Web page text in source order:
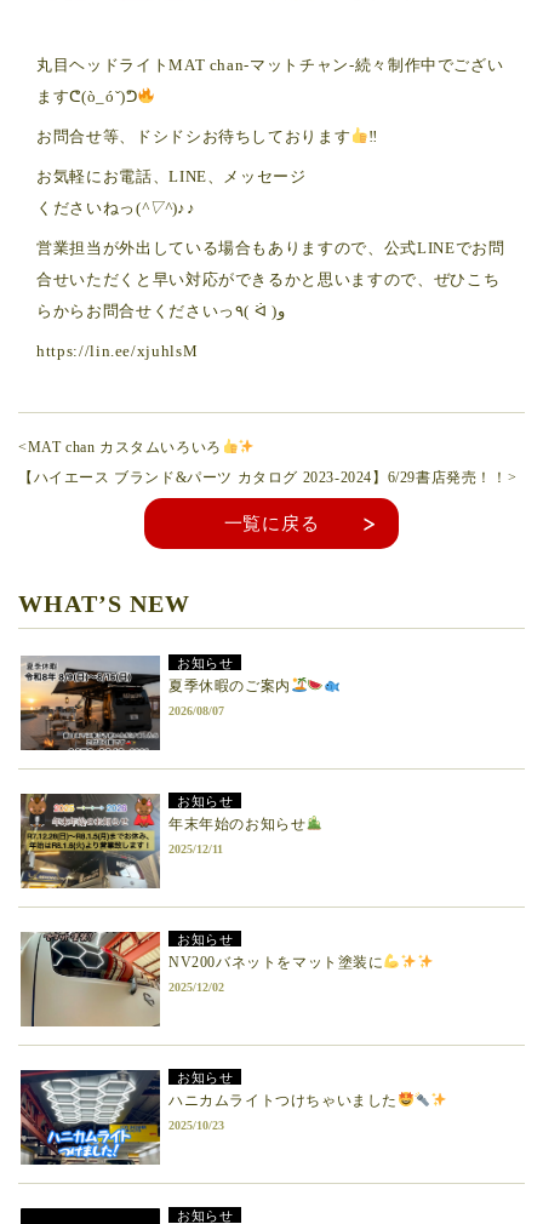
丸目ヘッドライトMAT chan-マットチャン-続々制作中でござい
ますᕦ(ò_óˇ)ᕤ
お問合せ等、ドシドシお待ちしております ‼︎
お気軽にお電話、LINE、メッセージ
くださいねっ(^▽^)♪♪
営業担当が外出している場合もありますので、公式LINEでお問
合せいただくと早い対応ができるかと思いますので、ぜひこち
らからお問合せくださいっ٩( ᐛ )و
https://lin.ee/xjuhlsM
<MAT chan カスタムいろいろ
【ハイエース ブランド&パーツ カタログ 2023-2024】6/29書店発売！！>
一覧に戻る
WHAT’S NEW
お知らせ
夏季休暇のご案内
2026/08/07
お知らせ
年末年始のお知らせ
2025/12/11
お知らせ
NV200バネットをマット塗装に
2025/12/02
お知らせ
ハニカムライトつけちゃいました
2025/10/23
お知らせ